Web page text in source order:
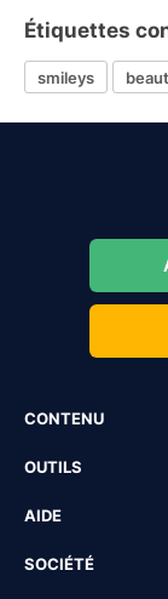
Étiquettes
smileys
CONTENU
OUTILS
AIDE
SOCIÉTÉ